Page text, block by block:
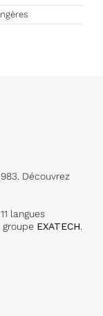
Découvrez
langues
EXATECH.